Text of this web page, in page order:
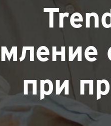
при